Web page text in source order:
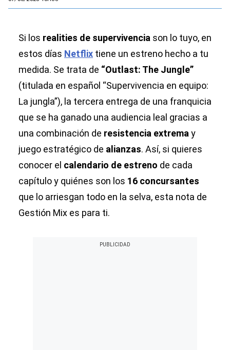
Si los realities de supervivencia son lo tuyo, en
estos días Netflix tiene un estreno hecho a tu
medida. Se trata de “Outlast: The Jungle”
(titulada en español “Supervivencia en equipo:
La jungla”), la tercera entrega de una franquicia
que se ha ganado una audiencia leal gracias a
una combinación de resistencia extrema y
juego estratégico de alianzas. Así, si quieres
conocer el calendario de estreno de cada
capítulo y quiénes son los 16 concursantes
que lo arriesgan todo en la selva, esta nota de
Gestión Mix es para ti.